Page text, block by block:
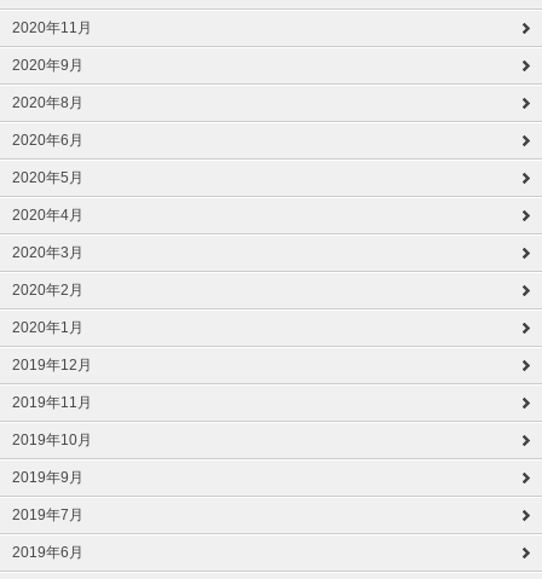
2020年11月
2020年9月
2020年8月
2020年6月
2020年5月
2020年4月
2020年3月
2020年2月
2020年1月
2019年12月
2019年11月
2019年10月
2019年9月
2019年7月
2019年6月